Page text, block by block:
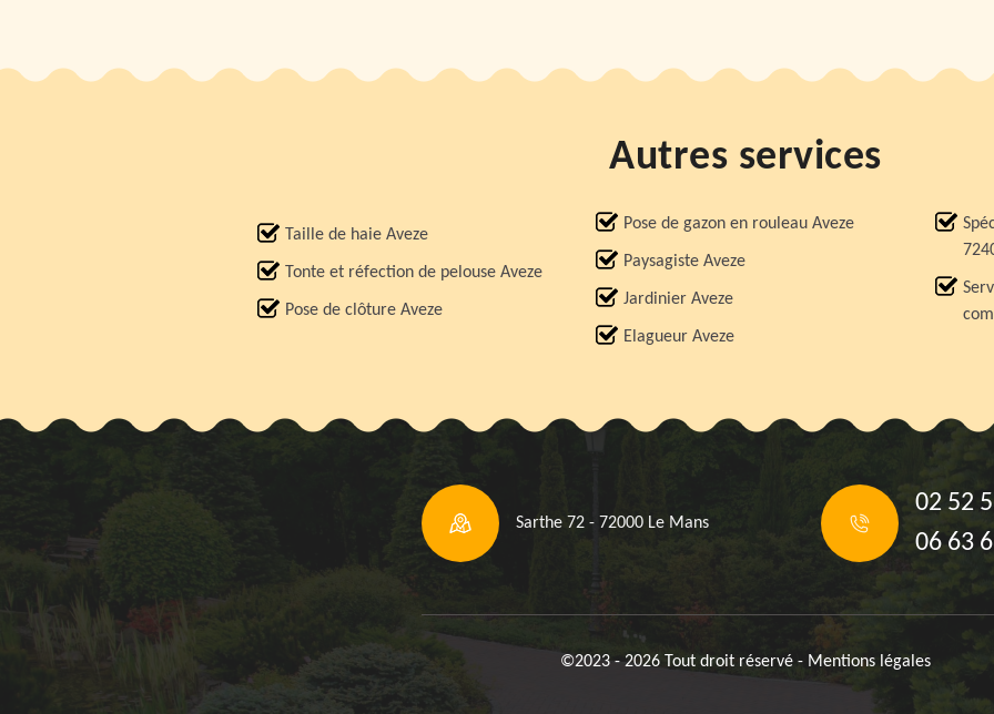
Autres services
Taille de haie Aveze
Tonte et réfection de pelouse Aveze
Pose de clôture Aveze
Pose de gazon en rouleau Aveze
Paysagiste Aveze
Jardinier Aveze
Elagueur Aveze
Sarthe 72 - 72000 Le Mans
02 52
06 63
©2023 - 2026 Tout droit réservé - Mentions légales